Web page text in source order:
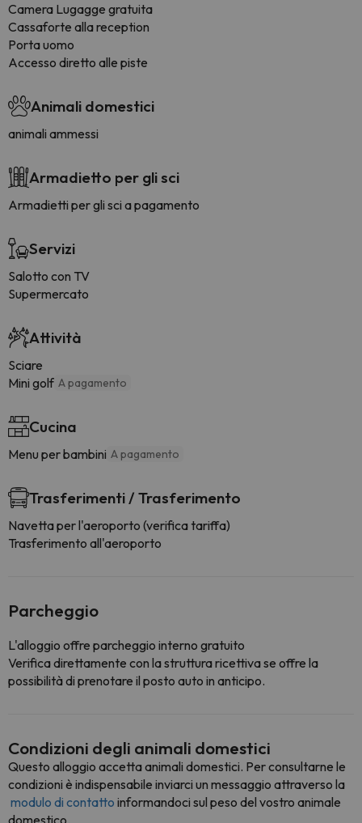
Camera Lugagge gratuita
Cassaforte alla reception
Porta uomo
Accesso diretto alle piste
Animali domestici
animali ammessi
Armadietto per gli sci
Armadietti per gli sci a pagamento
Servizi
Salotto con TV
Supermercato
Attività
Sciare
Mini golf A pagamento
Cucina
Menu per bambini A pagamento
Trasferimenti / Trasferimento
Navetta per l'aeroporto (verifica tariffa)
Trasferimento all'aeroporto
Parcheggio
L'alloggio offre parcheggio interno gratuito
Verifica direttamente con la struttura ricettiva se offre la
possibilità di prenotare il posto auto in anticipo.
Condizioni degli animali domestici
Questo alloggio accetta animali domestici. Per consultarne le
condizioni è indispensabile inviarci un messaggio attraverso la
modulo di contatto informandoci sul peso del vostro animale
domestico.